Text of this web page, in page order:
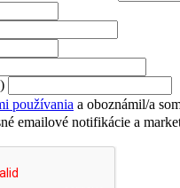
používania a oboznámil/a
emailové notifikácie a